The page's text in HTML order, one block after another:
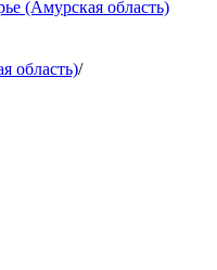
(Амурская область)
область)/